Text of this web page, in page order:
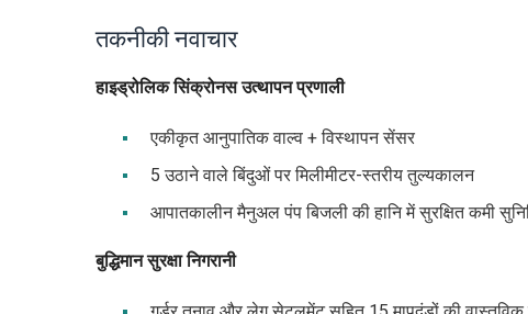
तकनीकी नवाचार
हाइड्रोलिक सिंक्रोनस उत्थापन प्रणाली
एकीकृत आनुपातिक वाल्व + विस्थापन सेंसर
5 उठाने वाले बिंदुओं पर मिलीमीटर-स्तरीय तुल्यकालन
आपातकालीन मैनुअल पंप बिजली की हानि में सुरक्षित कमी
बुद्धिमान सुरक्षा निगरानी